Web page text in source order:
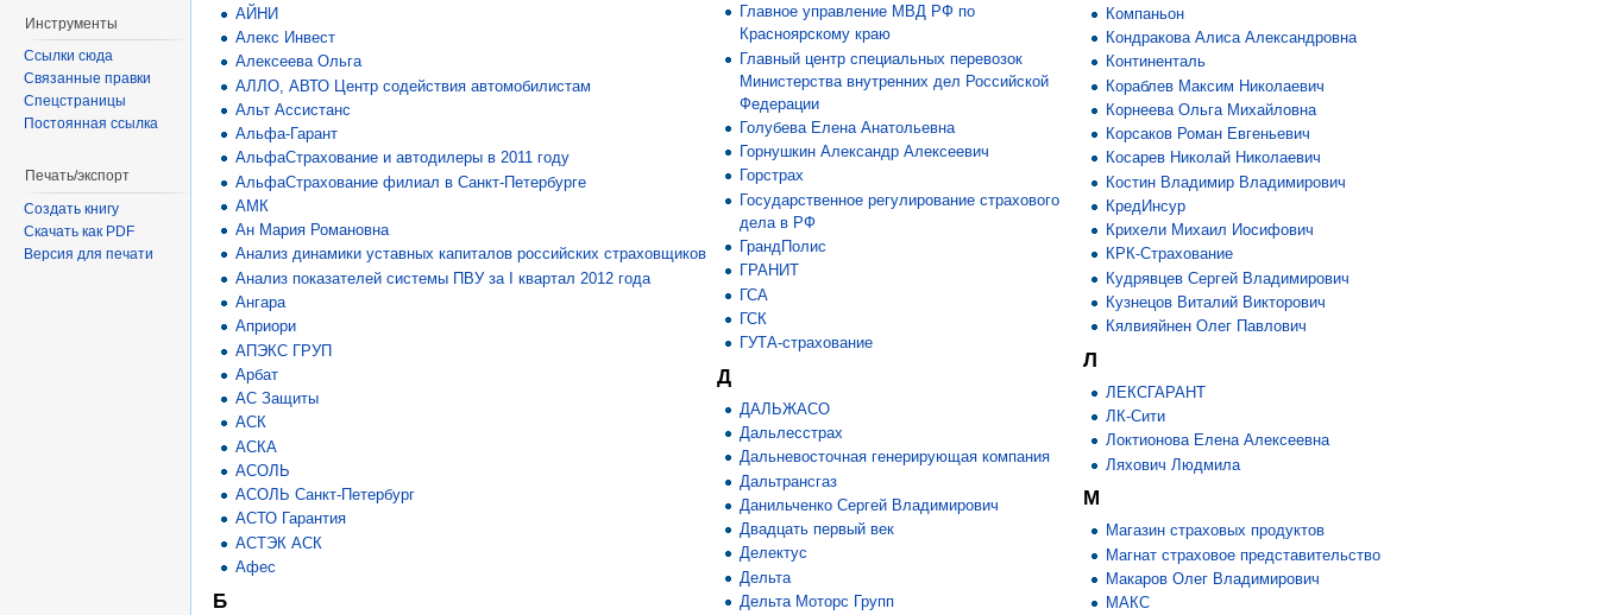
АЙНИ
Алекс Инвест
Алексеева Ольга
АЛЛО, АВТО Центр содействия автомобилистам
Альт Ассистанс
Альфа-Гарант
АльфаСтрахование и автодилеры в 2011 году
АльфаСтрахование филиал в Санкт-Петербурге
АМК
Ан Мария Романовна
Анализ динамики уставных капиталов российских страховщиков
Анализ показателей системы ПВУ за I квартал 2012 года
Ангара
Априори
АПЭКС ГРУП
Арбат
АС Защиты
АСК
АСКА
АСОЛЬ
АСОЛЬ Санкт-Петербург
АСТО Гарантия
АСТЭК АСК
Афес
Б
Главное управление МВД РФ по
Красноярскому краю
Главный центр специальных перевозок
Министерства внутренних дел Российской
Федерации
Голубева Елена Анатольевна
Горнушкин Александр Алексеевич
Горстрах
Государственное регулирование страхового
дела в РФ
ГрандПолис
ГРАНИТ
ГСА
ГСК
ГУТА-страхование
Д
ДАЛЬЖАСО
Дальлесстрах
Дальневосточная генерирующая компания
Дальтрансгаз
Данильченко Сергей Владимирович
Двадцать первый век
Делектус
Дельта
Дельта Моторс Групп
Компаньон
Кондракова Алиса Александровна
Континенталь
Кораблев Максим Николаевич
Корнеева Ольга Михайловна
Корсаков Роман Евгеньевич
Косарев Николай Николаевич
Костин Владимир Владимирович
КредИнсур
Крихели Михаил Иосифович
КРК-Страхование
Кудрявцев Сергей Владимирович
Кузнецов Виталий Викторович
Кялвияйнен Олег Павлович
Л
ЛЕКСГАРАНТ
ЛК-Сити
Локтионова Елена Алексеевна
Ляхович Людмила
М
Магазин страховых продуктов
Магнат страховое представительство
Макаров Олег Владимирович
МАКС
Инструменты
Ссылки сюда
Связанные правки
Спецстраницы
Постоянная ссылка
Печать/экспорт
Создать книгу
Скачать как PDF
Версия для печати